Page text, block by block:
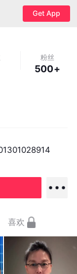
Get App
粉丝
500+
喜欢